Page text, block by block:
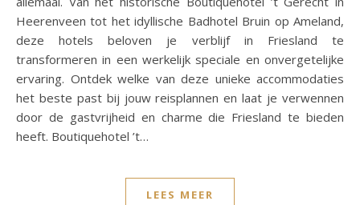
Heerenveen tot het idyllische Badhotel Bruin op Ameland,
deze hotels beloven je verblijf in Friesland te
transformeren in een werkelijk speciale en onvergetelijke
ervaring. Ontdek welke van deze unieke accommodaties
het beste past bij jouw reisplannen en laat je verwennen
door de gastvrijheid en charme die Friesland te bieden
heeft. Boutiquehotel ’t…
LEES MEER